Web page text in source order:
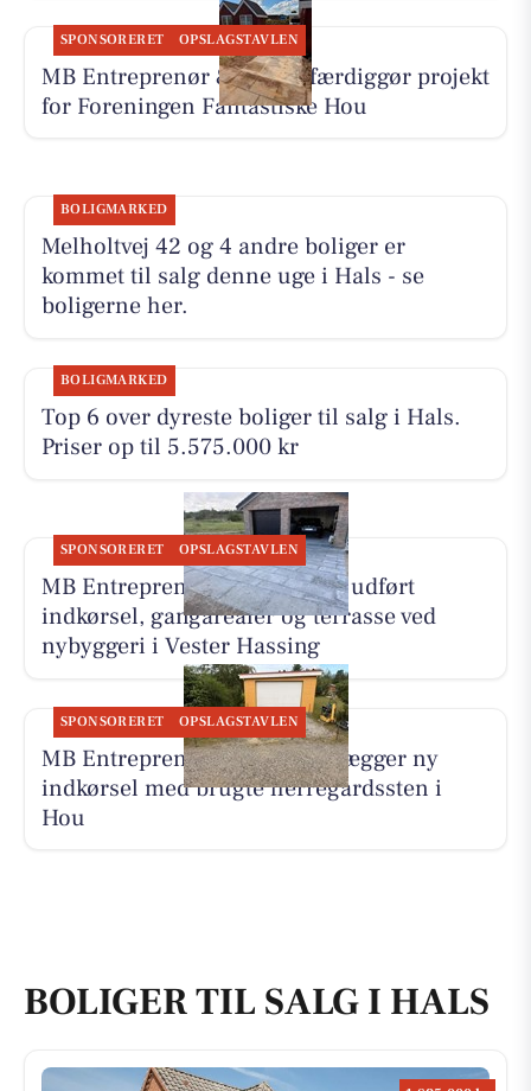
SPONSORERET OPSLAGSTAVLEN
MB Entreprenør & Anlæg færdiggør projekt
for Foreningen Fantastiske Hou
BOLIGMARKED
Melholtvej 42 og 4 andre boliger er
kommet til salg denne uge i Hals - se
boligerne her.
BOLIGMARKED
Top 6 over dyreste boliger til salg i Hals.
Priser op til 5.575.000 kr
SPONSORERET OPSLAGSTAVLEN
MB Entreprenør & Anlæg har udført
indkørsel, gangarealer og terrasse ved
nybyggeri i Vester Hassing
SPONSORERET OPSLAGSTAVLEN
MB Entreprenør & Anlæg anlægger ny
indkørsel med brugte herregårdssten i
Hou
BOLIGER TIL SALG I HALS